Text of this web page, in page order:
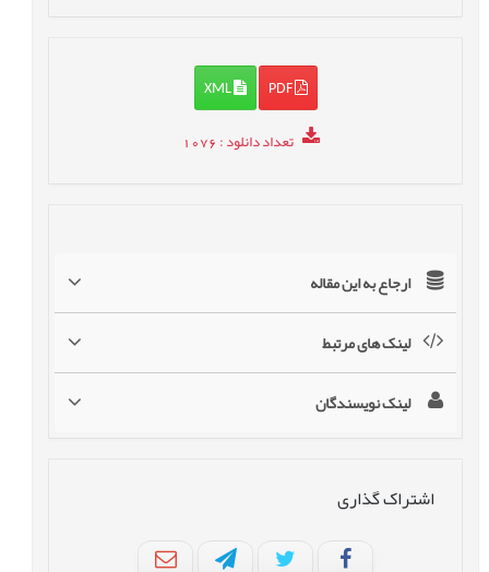
PDF
XML
تعداد دانلود: 1076
ارجاع به این مقاله
لینک های مرتبط
لینک نویسندگان
اشتراک گذاری